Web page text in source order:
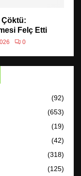
Çöktü:
Felç Etti
0
(92)
(653)
(19)
(42)
(318)
(125)